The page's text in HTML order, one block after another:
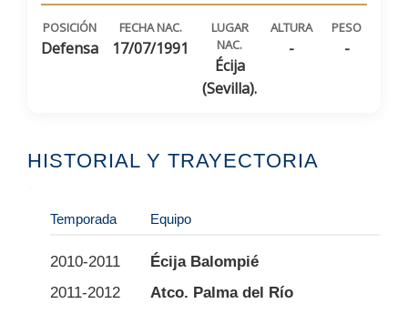
POSICIÓN
Defensa
FECHA NAC.
17/07/1991
LUGAR
NAC.
Écija
(Sevilla).
ALTURA
-
PESO
-
HISTORIAL Y TRAYECTORIA
Temporada
2010-2011
2011-2012
Equipo
Écija Balompié
Atco. Palma del Río